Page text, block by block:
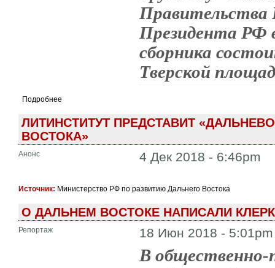
Правительства
Президента РФ
сборника
Тверской
Подробнее
ЛИТИНСТИТУТ ПРЕДСТАВИТ
ВОСТОКА»
Анонс 4 Дек 2018 - 6:46pm
Источник: Министерство РФ по развитию Дальнего Востока
О ДАЛЬНЕМ ВОСТОКЕ НАПИСАЛИ
Репортаж 18 Июн 2018 - 5:01pm
В общественно-